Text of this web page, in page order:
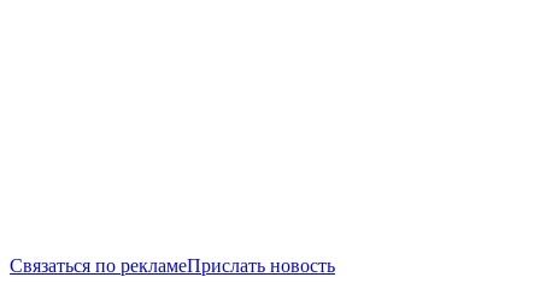
Связаться по рекламеПрислать новость